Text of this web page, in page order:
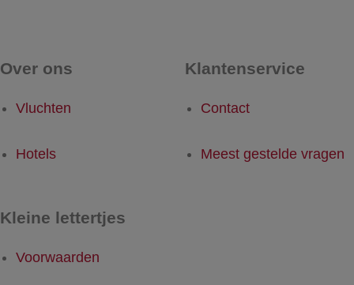
Over ons
Vluchten
Hotels
Klantenservice
Contact
Meest gestelde vragen
Kleine lettertjes
Voorwaarden